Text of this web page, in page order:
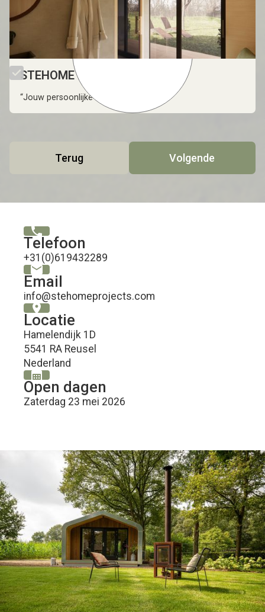
STEHOME Relax
“Jouw persoonlijke toevluchtsoord.''
Terug Volgende
phone
Telefoon
+31(0)619432289
mail
Email
info@stehomeprojects.com
location_on
Locatie
Hamelendijk 1D
5541 RA Reusel
Nederland
calendar_month
Open dagen
Zaterdag 23 mei 2026